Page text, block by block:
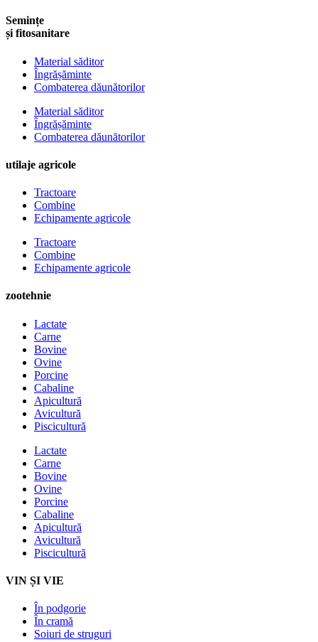
Semințe
și fitosanitare
Material săditor
Îngrășăminte
Combaterea dăunătorilor
Material săditor
Îngrășăminte
Combaterea dăunătorilor
utilaje agricole
Tractoare
Combine
Echipamente agricole
Tractoare
Combine
Echipamente agricole
zootehnie
Lactate
Carne
Bovine
Ovine
Porcine
Cabaline
Apicultură
Avicultură
Piscicultură
Lactate
Carne
Bovine
Ovine
Porcine
Cabaline
Apicultură
Avicultură
Piscicultură
VIN ȘI VIE
În podgorie
În cramă
Soiuri de struguri